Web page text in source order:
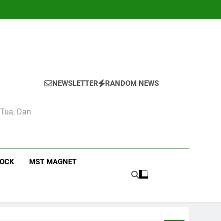
Dan
NEWSLETTER RANDOM NEWS
MST MAGNET